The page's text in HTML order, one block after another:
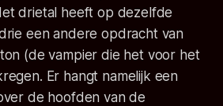
drietal heeft op dezelfde
een andere opdracht van
(de vampier die het voor het
Er hangt namelijk een
de hoofden van de